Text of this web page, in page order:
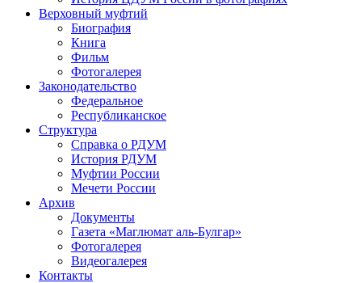
Верховный муфтий
Биография
Книга
Фильм
Фотогалерея
Законодательство
Федеральное
Республиканское
Структура
Справка о РДУМ
История РДУМ
Муфтии России
Мечети России
Архив
Документы
Газета «Маглюмат аль-Булгар»
Фотогалерея
Видеогалерея
Контакты